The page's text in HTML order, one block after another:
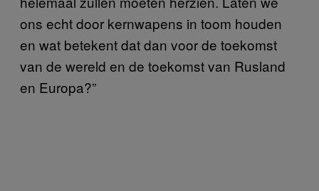
ons echt door kernwapens in toom houden
en wat betekent dat dan voor de toekomst
van de wereld en de toekomst van Rusland
en Europa?”